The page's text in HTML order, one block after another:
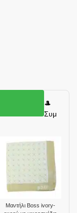
🎩
Συμ
Mαντήλι Boss ivory-